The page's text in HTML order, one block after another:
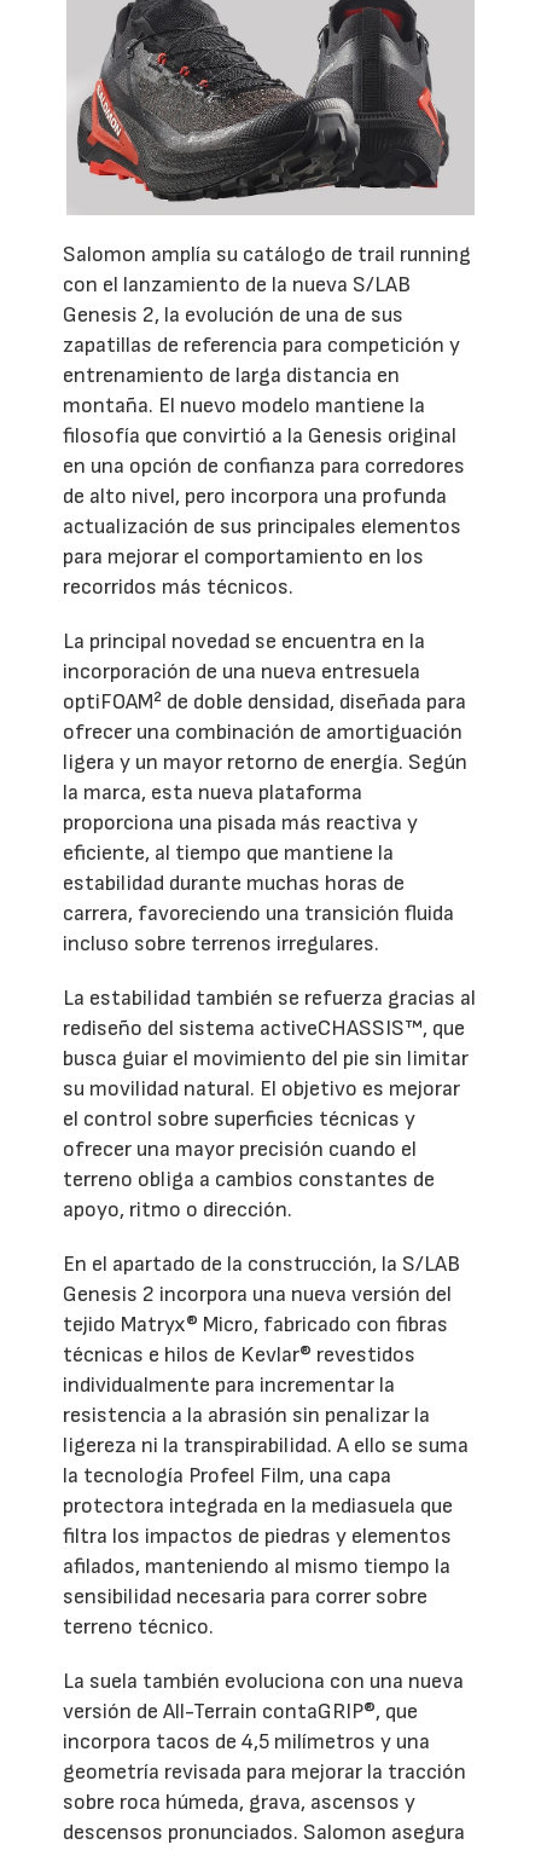
Salomon amplía su catálogo de trail running
con el lanzamiento de la nueva S/LAB
Genesis 2, la evolución de una de sus
zapatillas de referencia para competición y
entrenamiento de larga distancia en
montaña. El nuevo modelo mantiene la
filosofía que convirtió a la Genesis original
en una opción de confianza para corredores
de alto nivel, pero incorpora una profunda
actualización de sus principales elementos
para mejorar el comportamiento en los
recorridos más técnicos.
La principal novedad se encuentra en la
incorporación de una nueva entresuela
optiFOAM² de doble densidad, diseñada para
ofrecer una combinación de amortiguación
ligera y un mayor retorno de energía. Según
la marca, esta nueva plataforma
proporciona una pisada más reactiva y
eficiente, al tiempo que mantiene la
estabilidad durante muchas horas de
carrera, favoreciendo una transición fluida
incluso sobre terrenos irregulares.
La estabilidad también se refuerza gracias al
rediseño del sistema activeCHASSIS™, que
busca guiar el movimiento del pie sin limitar
su movilidad natural. El objetivo es mejorar
el control sobre superficies técnicas y
ofrecer una mayor precisión cuando el
terreno obliga a cambios constantes de
apoyo, ritmo o dirección.
En el apartado de la construcción, la S/LAB
Genesis 2 incorpora una nueva versión del
tejido Matryx® Micro, fabricado con fibras
técnicas e hilos de Kevlar® revestidos
individualmente para incrementar la
resistencia a la abrasión sin penalizar la
ligereza ni la transpirabilidad. A ello se suma
la tecnología Profeel Film, una capa
protectora integrada en la mediasuela que
filtra los impactos de piedras y elementos
afilados, manteniendo al mismo tiempo la
sensibilidad necesaria para correr sobre
terreno técnico.
La suela también evoluciona con una nueva
versión de All-Terrain contaGRIP®, que
incorpora tacos de 4,5 milímetros y una
geometría revisada para mejorar la tracción
sobre roca húmeda, grava, ascensos y
descensos pronunciados. Salomon asegura